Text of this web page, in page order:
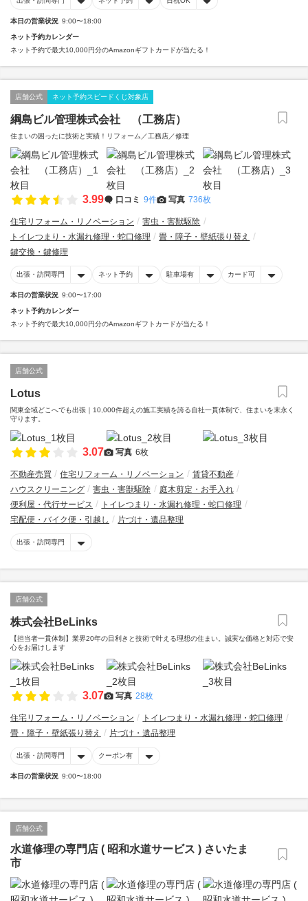
本日の営業状況 9:00〜18:00
ネット予約カレンダー
ネット予約で最大10,000円分のAmazonギフトカードが当たる！
店舗公式 ネット予約スピードくじ対象店
綱島ビル管理株式会社 （工務店）
住まいの困ったに技術と実績！リフォーム／工務店／修理
3.99 口コミ 9件 写真 736枚
住宅リフォーム・リノベーション
害虫・害獣駆除
トイレつまり・水漏れ修理・蛇口修理
畳・障子・壁紙張り替え
鍵交換・鍵修理
出張・訪問専門 ネット予約 駐車場有 カード可
本日の営業状況 9:00〜17:00
ネット予約カレンダー
ネット予約で最大10,000円分のAmazonギフトカードが当たる！
店舗公式
Lotus
関東全域どこへでも出張｜10,000件超えの施工実績を誇る自社一貫体制で、住まいを末永く
守ります。
3.07 写真 6枚
不動産売買 住宅リフォーム・リノベーション
賃貸不動産
ハウスクリーニング
害虫・害獣駆除
庭木剪定・お手入れ
便利屋・代行サービス
トイレつまり・水漏れ修理・蛇口修理
宅配便・バイク便・引越し
片づけ・遺品整理
出張・訪問専門
店舗公式
株式会社BeLinks
【担当者一貫体制】業界20年の目利きと技術で叶える理想の住まい。誠実な価格と対応で安
心をお届けします
3.07 写真 28枚
住宅リフォーム・リノベーション
トイレつまり・水漏れ修理・蛇口修理
畳・障子・壁紙張り替え
片づけ・遺品整理
出張・訪問専門 クーポン有
本日の営業状況 9:00〜18:00
店舗公式
水道修理の専門店 ( 昭和水道サービス ) さいたま
市